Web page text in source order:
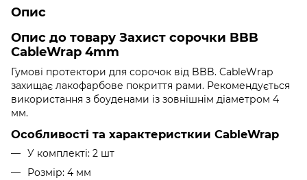
Опис
Опис до товару Захист сорочки BBB
CableWrap 4mm
Гумові протектори для сорочок від BBB. CableWrap
захищає лакофарбове покриття рами. Рекомендується
використання з боуденами із зовнішнім діаметром 4
мм.
Особливості та характеристкии CableWrap
У комплекті: 2 шт
Розмір: 4 мм